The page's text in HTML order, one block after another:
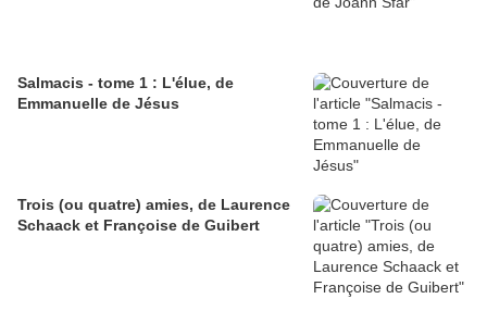
Salmacis - tome 1 : L'élue, de
Emmanuelle de Jésus
Trois (ou quatre) amies, de Laurence
Schaack et Françoise de Guibert